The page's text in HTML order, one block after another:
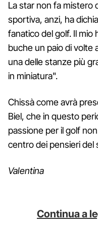
La star non fa mistero
sportiva, anzi, ha
fanatico del golf. Il mio
buche un paio di volte
una delle stanze più
in miniatura".
Chissà come avrà
Biel, che in questo
passione per il golf
centro dei pensieri del
Valentina
Continua a